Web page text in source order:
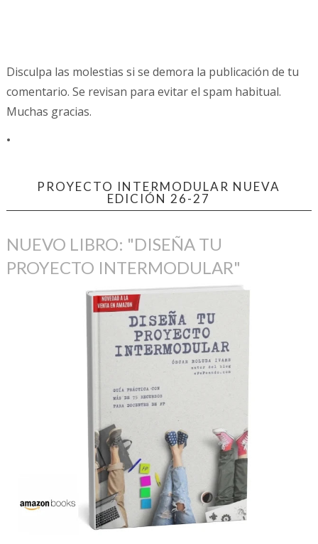
Disculpa las molestias si se demora la publicación de tu
comentario. Se revisan para evitar el spam habitual.
Muchas gracias.
.
PROYECTO INTERMODULAR NUEVA
EDICIÓN 26-27
NUEVO LIBRO: "DISEÑA TU
PROYECTO INTERMODULAR"